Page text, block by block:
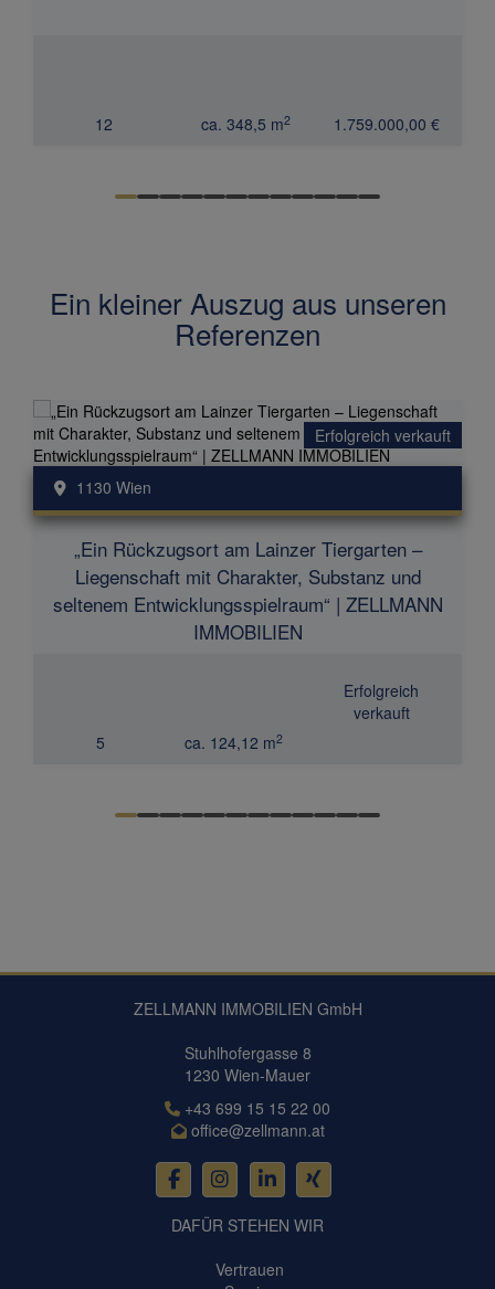
12 ca. 348,5 m2 1.759.000,00 €
Ein kleiner Auszug aus unseren
Referenzen
Erfolgreich verkauft
„Ein Rückzugsort am Lainzer Tiergarten –
Liegenschaft mit Charakter, Substanz und
seltenem Entwicklungsspielraum“ | ZELLMANN
IMMOBILIEN
1130 Wien
5 ca. 124,12 m2
Erfolgreich
verkauft
ZELLMANN IMMOBILIEN GmbH
Stuhlhofergasse 8
1230 Wien-Mauer
+43 699 15 15 22 00
office@zellmann.at
DAFÜR STEHEN WIR
Vertrauen